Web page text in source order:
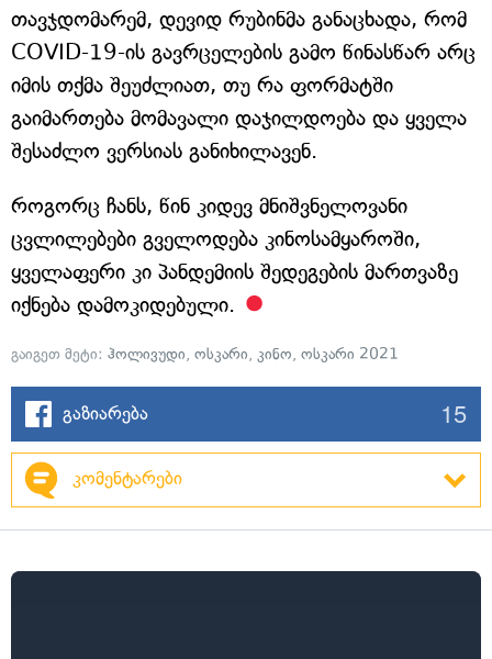
თავჯდომარემ, დევიდ რუბინმა განაცხადა, რომ
COVID-19-ის გავრცელების გამო წინასწარ არც
იმის თქმა შეუძლიათ, თუ რა ფორმატში
გაიმართება მომავალი დაჯილდოება და ყველა
შესაძლო ვერსიას განიხილავენ.
როგორც ჩანს, წინ კიდევ მნიშვნელოვანი
ცვლილებები გველოდება კინოსამყაროში,
ყველაფერი კი პანდემიის შედეგების მართვაზე
იქნება დამოკიდებული.
გაიგეთ მეტი: ჰოლივუდი, ოსკარი, კინო, ოსკარი 2021
გაზიარება 15
კომენტარები